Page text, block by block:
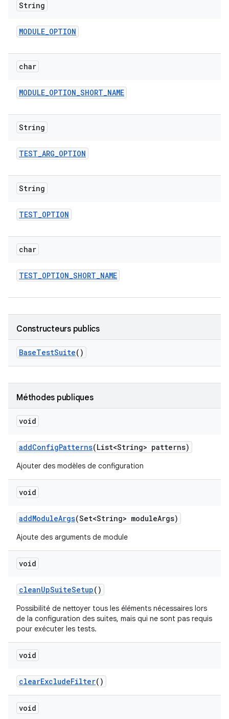
String
MODULE_OPTION
char
MODULE_OPTION_SHORT_NAME
String
TEST_ARG_OPTION
String
TEST_OPTION
char
TEST_OPTION_SHORT_NAME
Constructeurs publics
BaseTestSuite()
Méthodes publiques
void
addConfigPatterns(List<String> patterns)
Ajouter des modèles de configuration
void
addModuleArgs(Set<String> moduleArgs)
Ajoute des arguments de module
void
cleanUpSuiteSetup()
Possibilité de nettoyer tous les éléments nécessaires lors
de la configuration des suites, mais qui ne sont pas requis
pour exécuter les tests.
void
clearExcludeFilter()
void